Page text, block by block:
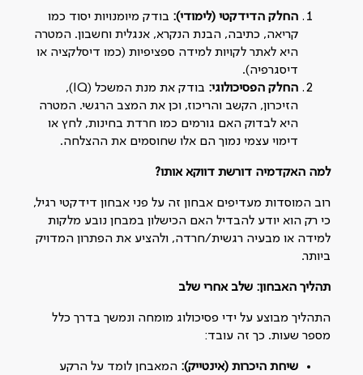
החלק הדידקטי (לימודי): בודק מיומנויות יסוד כמו
קריאה, כתיבה, הבנת הנקרא, אנגלית וחשבון. המטרה
היא לאתר לקויות למידה ספציפיות (כמו דיסלקציה או
דיסגרפיה).
החלק הפסיכולוגי:
בודק את מנת המשכל (IQ),
הזיכרון, הקשב והריכוז, וכן את המצב הרגשי. המטרה
היא לבדוק האם גורמים כמו חרדת בחינות, לחץ או
דימוי עצמי נמוך הם אלו שחוסמים את ההצלחה.
למה האקדמיה דורשת דווקא אותו?
רוב המוסדות מעדיפים אבחון זה על פני אבחון דידקטי רגיל,
כי רק הוא יודע להבדיל האם הכישלון במבחן נובע מלקות
למידה או מבעיה רגשית/חרדה, ולהציע את הפתרון המדויק
ביותר.
תהליך האבחון: שלב אחרי שלב
התהליך מבוצע על ידי פסיכולוג מומחה ונמשך בדרך כלל
מספר שעות. כך זה עובד:
שיחת היכרות (אינטייק): המאבחן לומד על הרקע